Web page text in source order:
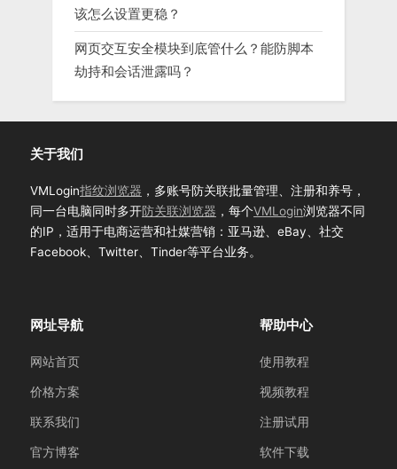
该怎么设置更稳？
网页交互安全模块到底管什么？能防脚本
劫持和会话泄露吗？
关于我们
VMLogin指纹浏览器 ，多账号防关联批量管理、注册和养号，
同一台电脑同时多开防关联浏览器 ，每个VMLogin浏览器不同
的IP，适用于电商运营和社媒营销：亚马逊、eBay、社交
Facebook、Twitter、Tinder等平台业务。
网址导航
网站首页
价格方案
联系我们
官方博客
帮助中心
使用教程
视频教程
注册试用
软件下载